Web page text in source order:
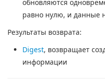
обновляются
равно нулю, и данные
Результаты возврата:
Digest, возвращает
информации